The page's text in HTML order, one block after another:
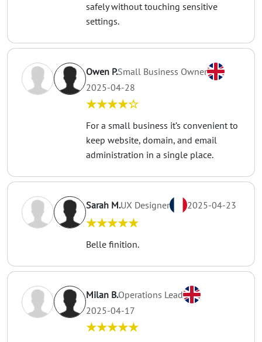
safely without touching sensitive
settings.
Owen P.Small Business Owner
2025-04-28
★★★★☆
For a small business it’s convenient to
keep website, domain, and email
administration in a single place.
Sarah M.UX Designer 2025-04-23
★★★★★
Belle finition.
Milan B.Operations Lead
2025-04-17
★★★★★